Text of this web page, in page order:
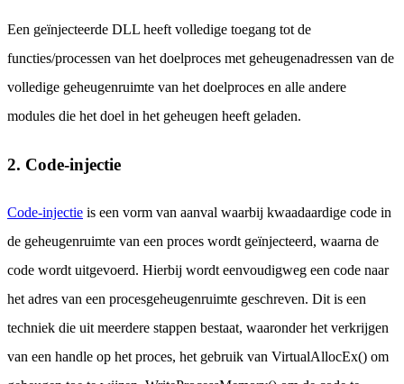
Een geïnjecteerde DLL heeft volledige toegang tot de
functies/processen van het doelproces met geheugenadressen van de
volledige geheugenruimte van het doelproces en alle andere
modules die het doel in het geheugen heeft geladen.
2. Code-injectie
Code-injectie is een vorm van aanval waarbij kwaadaardige code in
de geheugenruimte van een proces wordt geïnjecteerd, waarna de
code wordt uitgevoerd. Hierbij wordt eenvoudigweg een code naar
het adres van een procesgeheugenruimte geschreven. Dit is een
techniek die uit meerdere stappen bestaat, waaronder het verkrijgen
van een handle op het proces, het gebruik van VirtualAllocEx() om